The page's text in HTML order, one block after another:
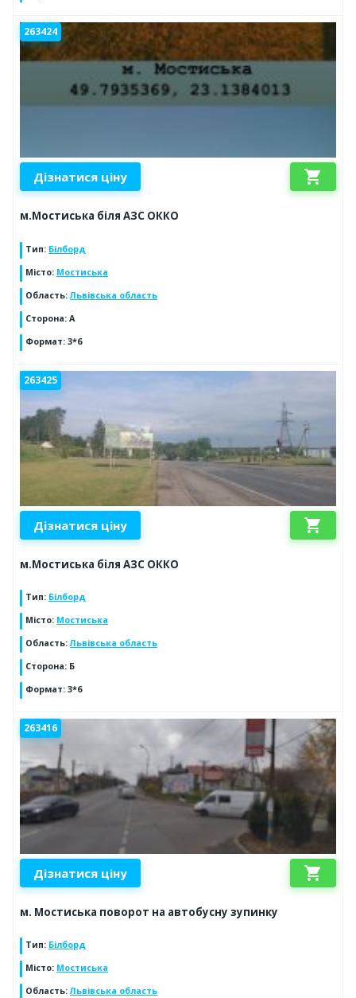
263424
Дізнатися ціну shopping_cart
м.Мостиська біля АЗС ОККО
Тип: Білборд
Місто: Мостиська
Область:Львівська область
Сторона: А
Формат: 3*6
263425
Дізнатися ціну shopping_cart
м.Мостиська біля АЗС ОККО
Тип: Білборд
Місто: Мостиська
Область:Львівська область
Сторона: Б
Формат: 3*6
263416
Дізнатися ціну shopping_cart
м. Мостиська поворот на автобусну зупинку
Тип: Білборд
Місто: Мостиська
Область:Львівська область